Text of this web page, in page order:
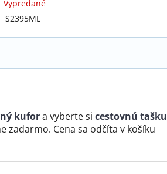
Vypredané
S2395ML
kufora vyberte si cestovnú tašku
zadarmo. Cena sa odčíta v košíku